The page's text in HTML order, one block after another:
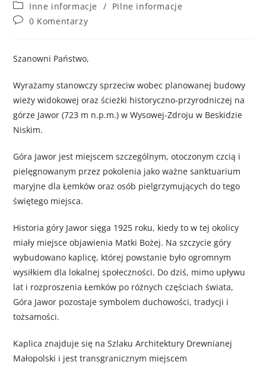
Inne informacje
/ Pilne informacje
0 Komentarzy
Szanowni Państwo,
Wyrażamy stanowczy sprzeciw wobec planowanej budowy
wieży widokowej oraz ścieżki historyczno-przyrodniczej na
górze Jawor (723 m n.p.m.) w Wysowej-Zdroju w Beskidzie
Niskim.
Góra Jawor jest miejscem szczególnym, otoczonym czcią i
pielęgnowanym przez pokolenia jako ważne sanktuarium
maryjne dla Łemków oraz osób pielgrzymujących do tego
świętego miejsca.
Historia góry Jawor sięga 1925 roku, kiedy to w tej okolicy
miały miejsce objawienia Matki Bożej. Na szczycie góry
wybudowano kaplicę, której powstanie było ogromnym
wysiłkiem dla lokalnej społeczności. Do dziś, mimo upływu
lat i rozproszenia Łemków po różnych częściach świata,
Góra Jawor pozostaje symbolem duchowości, tradycji i
tożsamości.
Kaplica znajduje się na Szlaku Architektury Drewnianej
Małopolski i jest transgranicznym miejscem